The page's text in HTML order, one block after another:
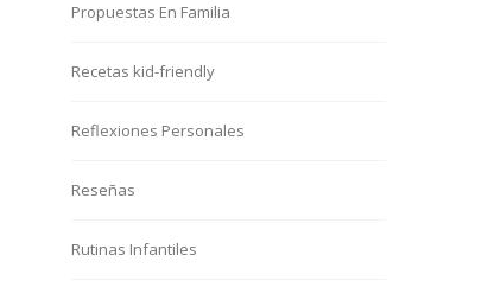
Propuestas En Familia
Recetas kid-friendly
Reflexiones Personales
Reseñas
Rutinas Infantiles